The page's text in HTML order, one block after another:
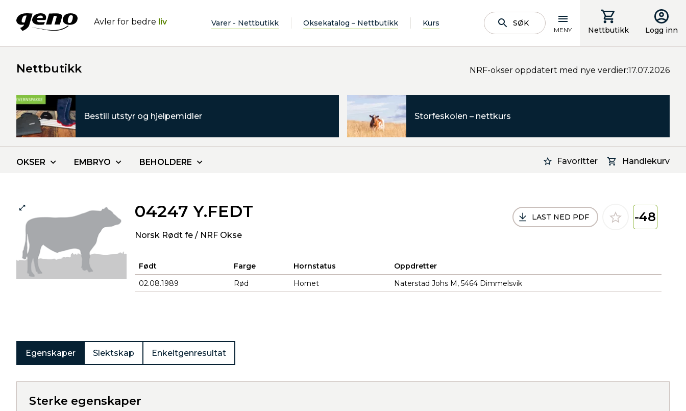
Avler for bedre liv Varer - Nettbutikk Oksekatalog – Nettbutikk Kurs SØK
MENY Nettbutikk Logg inn
Nettbutikk NRF-okser oppdatert med nye verdier:17.07.2026
Bestill utstyr og hjelpemidler Storfeskolen – nettkurs
Favoritter Handlekurv
OKSER EMBRYO BEHOLDERE
04247 Y.FEDT
Norsk Rødt fe / NRF Okse
LAST NED PDF -48
Født Farge Hornstatus
Oppdretter
02.08.1989
Rød Hornet Naterstad Johs M, 5464 Dimmelsvik
Egenskaper Slektskap Enkeltgenresultat
Sterke egenskaper